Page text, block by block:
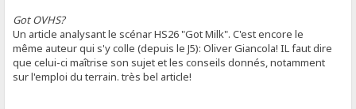
Got OVHS?
Un article analysant le scénar HS26 "Got Milk". C'est encore le
même auteur qui s'y colle (depuis le J5): Oliver Giancola! IL faut dire
que celui-ci maîtrise son sujet et les conseils donnés, notamment
sur l'emploi du terrain. très bel article!